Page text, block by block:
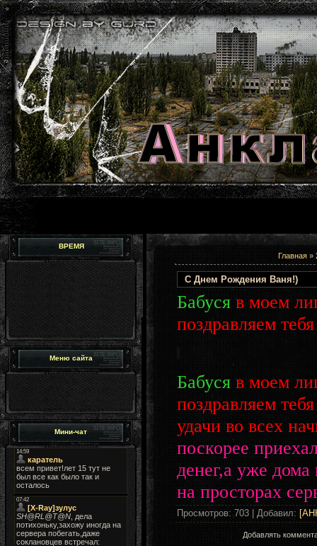
ВРЕМЯ
Меню сайта
Мини-чат
Главная»
С Днем Рождения Ваня!)
Бабуся в моем
поздравляем
Бабуся в моем
поздравляем
удачи во всех
поскорее
денег,а уже
на просторах
Просмотров: 703 | Добавил:
Добавлять